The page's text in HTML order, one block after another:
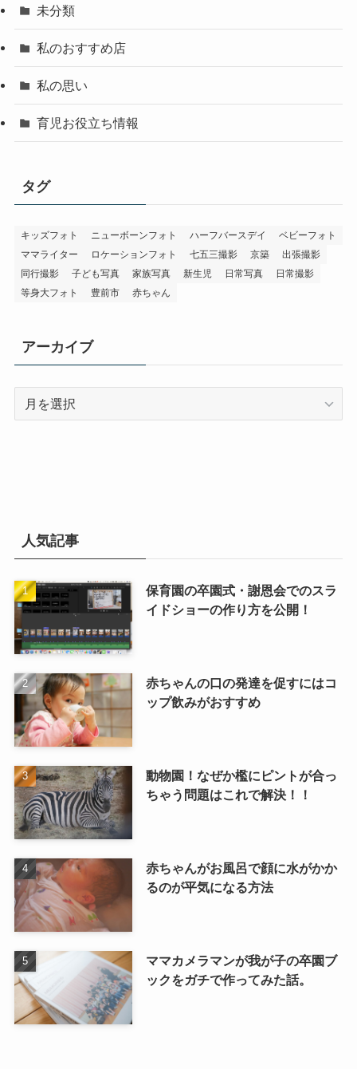
未分類
私のおすすめ店
私の思い
育児お役立ち情報
タグ
キッズフォト ニューボーンフォト ハーフバースデイ
ベビーフォト
ママライター
ロケーションフォト 七五三撮影 京築
出張撮影
同行撮影
子ども写真 家族写真 新生児 日常写真
日常撮影
等身大フォト
豊前市 赤ちゃん
アーカイブ
人気記事
保育園の卒園式・謝恩会でのスラ
イドショーの作り方を公開！
赤ちゃんの口の発達を促すにはコ
ップ飲みがおすすめ
動物園！なぜか檻にピントが合っ
ちゃう問題はこれで解決！！
赤ちゃんがお風呂で顔に水がかか
るのが平気になる方法
ママカメラマンが我が子の卒園ブ
ックをガチで作ってみた話。